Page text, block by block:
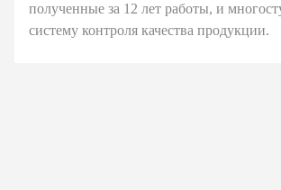
полученные за 12 лет работы, и
систему контроля качества продукции.